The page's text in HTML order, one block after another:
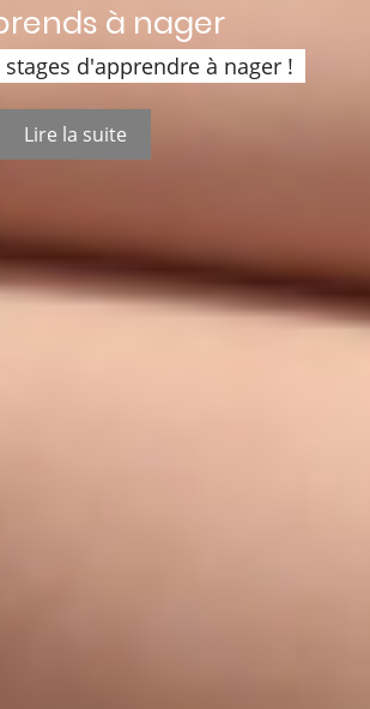
à nager
stages d'apprendre à nager !
Lire la suite